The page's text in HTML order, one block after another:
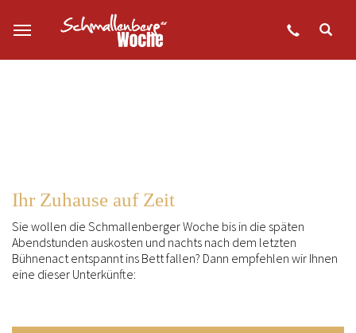
Ihr Zuhause auf Zeit
Sie wollen die Schmallenberger Woche bis in die späten
Abendstunden auskosten und nachts nach dem letzten
Bühnenact entspannt ins Bett fallen? Dann empfehlen wir Ihnen
eine dieser Unterkünfte: